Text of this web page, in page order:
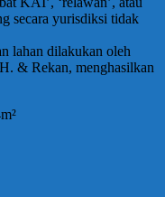
secara yurisdiksi tidak
lahan dilakukan oleh
& Rekan, menghasilkan